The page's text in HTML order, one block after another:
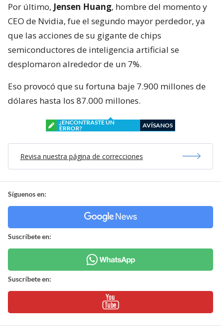
Por último, Jensen Huang, hombre del momento y
CEO de Nvidia, fue el segundo mayor perdedor, ya
que las acciones de su gigante de chips
semiconductores de inteligencia artificial se
desplomaron alrededor de un 7%.
Eso provocó que su fortuna baje 7.900 millones de
dólares hasta los 87.000 millones.
¿ENCONTRASTE UN
ERROR?
AVÍSANOS
Revisa nuestra página de correcciones
Síguenos en:
Suscríbete en:
Suscríbete en: